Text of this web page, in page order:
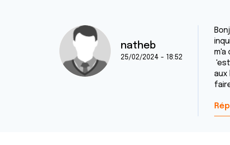
natheb
25/02/2024 - 18:52
m'a
aux